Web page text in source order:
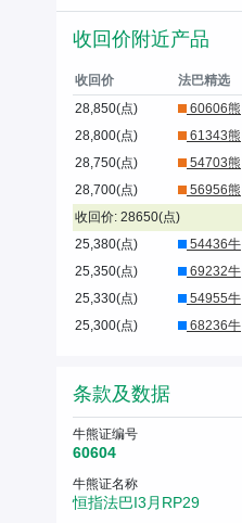
收回价附近产品
收回价 法巴精选
28,850(点)
60606熊
28,800(点)
61343熊
28,750(点)
54703熊
28,700(点)
56956熊
收回价: 28650(点)
25,380(点)
54436牛
25,350(点)
69232牛
25,330(点)
54955牛
25,300(点)
68236牛
条款及数据
牛熊证编号
60604
牛熊证名称
恒指法巴I3月RP29